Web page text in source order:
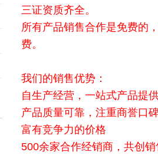
三证资质齐全。
所有产品销售合作是免费的
费。
我们的销售优势：
自生产经营，一站式产品提
产品质量可靠，注重商誉口
富有竞争力的价格
500余家合作经销商，共创销